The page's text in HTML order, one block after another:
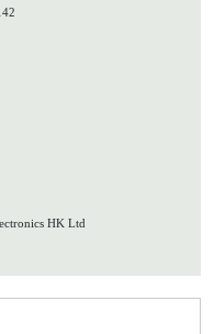
HK Ltd